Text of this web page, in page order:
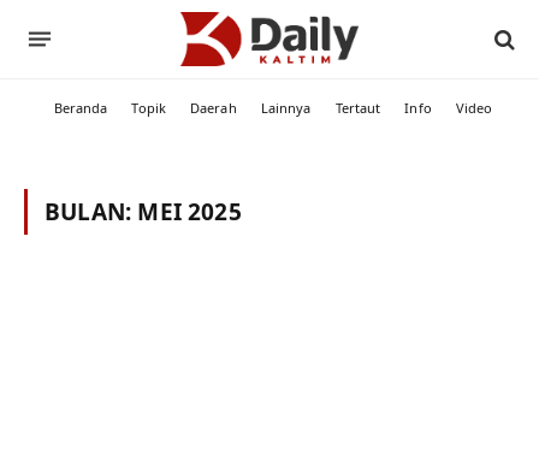
Beranda Topik Daerah Lainnya Tertaut Info Video
BULAN: MEI 2025